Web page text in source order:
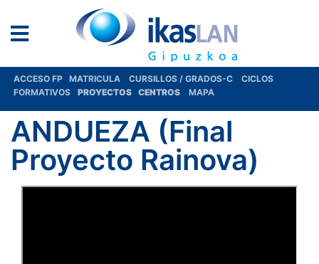
ACCESO FP MATRICULA CURSILLOS / GRADOS-C
CICLOS
FORMATIVOS
PROYECTOS CENTROS MAPA
ANDUEZA (Final
Proyecto Rainova)